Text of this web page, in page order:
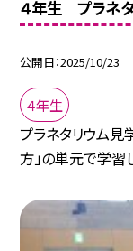
４年生 プラネ
公開日 2025/10/23
４年生
プラネタリウム見
方」の単元で学習